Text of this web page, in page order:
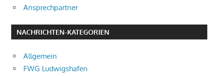
Ansprechpartner
NACHRICHTEN-KATEGORIEN
Allgemein
FWG Ludwigshafen